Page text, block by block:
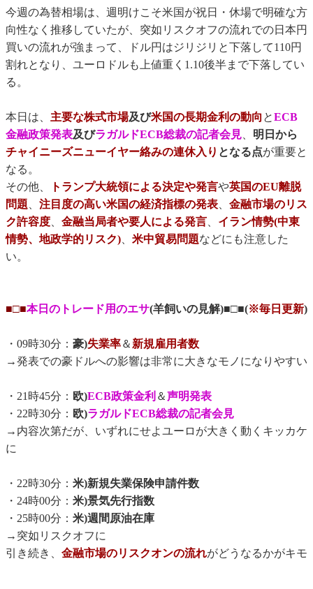
今週の為替相場は、週明けこそ米国が祝日・休場で明確な方
向性なく推移していたが、突如リスクオフの流れでの日本円
買いの流れが強まって、ドル円はジリジリと下落して110円
割れとなり、ユーロドルも上値重く1.10後半まで下落してい
る。
本日は、 主要な株式市場及び米国の長期金利の動向 とECB
金融政策発表及びラガルドECB総裁の記者会見、 明日から
チャイニーズニューイヤー絡みの連休入り となる点が重要と
なる。
その他、
トランプ大統領による決定や発言や英国のEU離脱
問題、 注目度の高い米国の経済指標の発表、 金融市場のリス
ク許容度、 金融当局者や要人による発言、 イラン情勢(中東
情勢、地政学的リスク)、 米中貿易問題などにも注意した
い。
■□■本日のトレード用のエサ(羊飼いの見解)■□■(※毎日更新)
・09時30分： 豪)失業率＆新規雇用者数
→発表での豪ドルへの影響は非常に大きなモノになりやすい
・21時45分： 欧)ECB政策金利 ＆声明発表
・22時30分： 欧)ラガルドECB総裁の記者会見
→内容次第だが、いずれにせよユーロが大きく動くキッカケ
に
・22時30分： 米)新規失業保険申請件数
・24時00分： 米)景気先行指数
・25時00分： 米)週間原油在庫
→突如リスクオフに
引き続き、 金融市場のリスクオンの流れがどうなるかがキモ